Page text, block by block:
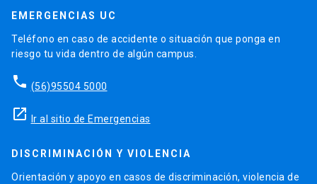
EMERGENCIAS UC
Teléfono en caso de accidente o situación que ponga en
riesgo tu vida dentro de algún campus.
phone (56)95504 5000
launch Ir al sitio de Emergencias
DISCRIMINACIÓN Y VIOLENCIA
Orientación y apoyo en casos de discriminación, violencia de